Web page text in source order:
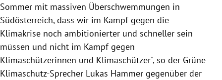
Sommer mit massiven Überschwemmungen in
Südösterreich, dass wir im Kampf gegen die
Klimakrise noch ambitionierter und schneller sein
müssen und nicht im Kampf gegen
Klimaschützerinnen und Klimaschützer", so der Grüne
Klimaschutz-Sprecher Lukas Hammer gegenüber der